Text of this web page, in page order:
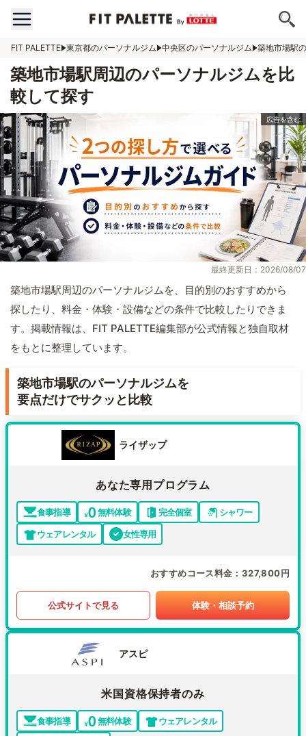
FIT PALETTE 東京都のパーソナルジム 中央区のパーソナルジム 築地市場駅
築地市場駅周辺のパーソナルジムを比
較して探す
最終更新日：2026/08/07
築地市場駅周辺のパーソナルジムを、目的別のおすすめから
探したり、料金・体験・設備などの条件で比較したりできま
す。掲載情報は、FIT PALETTE編集部が公式情報と独自取材
をもとに整理しています。
築地市場駅のパーソナルジムを
要点だけでサクッと比較
ライザップ
あなた専用プログラム
食事指導 無料体験 完全個室
シャワー
ウェアレンタル
女性専用
おすすめコース料金 327,800円
公式サイトで見る 体験・相談予約
アスピ
米国資格保持者のみ
食事指導 無料体験
ウェアレンタル